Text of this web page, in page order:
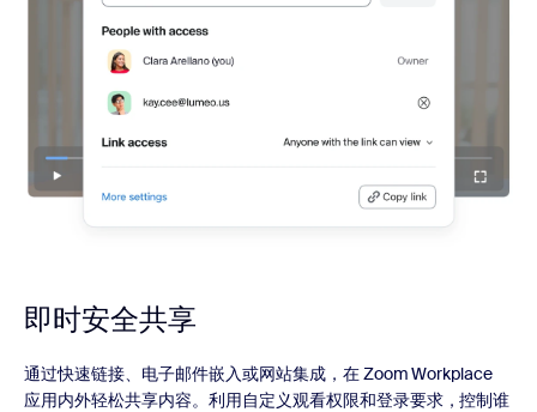
即时安全共享
通过快速链接、电子邮件嵌入或网站集成，在 Zoom Workplace
应用内外轻松共享内容。利用自定义观看权限和登录要求，控制谁